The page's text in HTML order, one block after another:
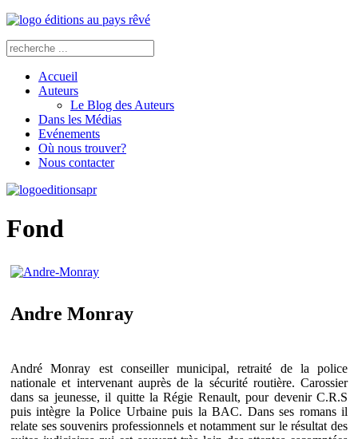
Accueil
Auteurs
Le Blog des Auteurs
Dans les Médias
Evénements
Où nous trouver?
Nous contacter
Fond
Andre Monray
André Monray est conseiller municipal, retraité de la police
nationale et intervenant auprès de la sécurité routière. Carossier
dans sa jeunesse, il quitte la Régie Renault, pour devenir C.R.S
puis intègre la Police Urbaine puis la BAC. Dans ses romans il
relate ses souvenirs professionnels et notamment sur le résultat des